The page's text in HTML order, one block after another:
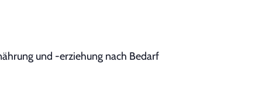
und -erziehung nach Bedarf